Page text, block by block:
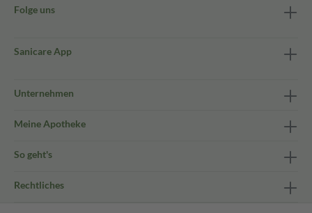
Folge uns
Sanicare App
Unternehmen
Meine Apotheke
So geht's
Rechtliches